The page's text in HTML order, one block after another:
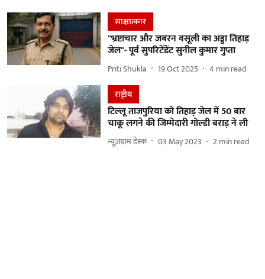
साक्षात्कार
"भ्रष्टाचार और जबरन वसूली का अड्डा तिहाड़
जेल"- पूर्व सुपरिटेंडेंट सुनील कुमार गुप्ता
Priti Shukla 19 Oct 2025 4 min read
राष्ट्रीय
टिल्लू ताजपुरिया को तिहाड़ जेल में 50 बार
चाकू लगने की जिम्मेदारी गोल्डी बराड़ ने ली
न्यूज़ग्राम डेस्क 03 May 2023 2min read